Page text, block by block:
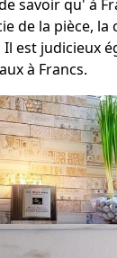
savoir qu' à
de la pièce,
Il est judicieux
à Francs.